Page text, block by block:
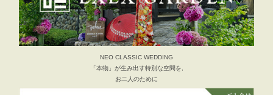
NEO CLASSIC WEDDING
「本物」が生み出す特別な空間を,
お二人のために